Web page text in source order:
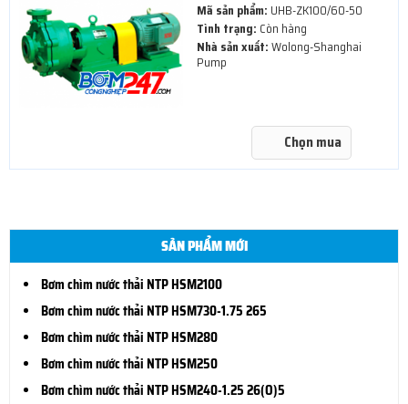
Mã sản phẩm: UHB-ZK100/60-50
Tình trạng: Còn hàng
Nhà sản xuất:Wolong-Shanghai
Pump
Chọn mua
SẢN PHẨM MỚI
Bơm chìm nước thải NTP HSM2100
Bơm chìm nước thải NTP HSM730-1.75 265
Bơm chìm nước thải NTP HSM280
Bơm chìm nước thải NTP HSM250
Bơm chìm nước thải NTP HSM240-1.25 26(O)5